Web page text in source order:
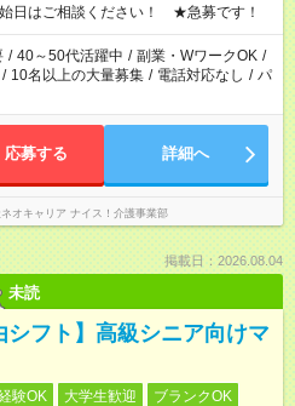
が必要です
日はご相談ください！ ★急募です！
/ 40～50代活躍中 / 副業・WワークOK /
/ 10名以上の大量募集 / 電話対応なし / パ
応募する 詳細へ
オキャリア ナイス！介護事業部
掲載日：2026.08.04
未読
シフト】高級シニア向けマ
験OK 大学生歓迎
ブランクOK